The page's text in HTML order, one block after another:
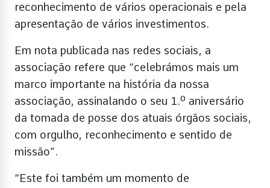
reconhecimento de vários operacionais e pela
apresentação de vários investimentos.
Em nota publicada nas redes sociais, a
associação refere que “celebrámos mais um
marco importante na história da nossa
associação, assinalando o seu 1.º aniversário
da tomada de posse dos atuais órgãos sociais,
com orgulho, reconhecimento e sentido de
missão”.
“Este foi também um momento de